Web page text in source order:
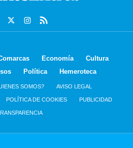
Economía
Cultura
Política Hemeroteca
SOMOS? AVISO LEGAL
POLÍTICA DE COOKIES PUBLICIDAD